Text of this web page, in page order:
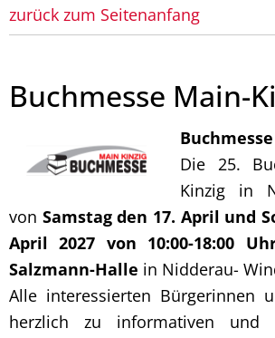
zurück zum Seitenanfang
Buchmesse Main-
Die 25.
Kinzig in
von Samstag den 17. April und
April 2027 von 10:00-18:00
Salzmann-Halle in Nidderau-
Alle interessierten Bürgerinnen
herzlich zu informativen und